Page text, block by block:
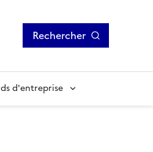
Rechercher
d'entreprise